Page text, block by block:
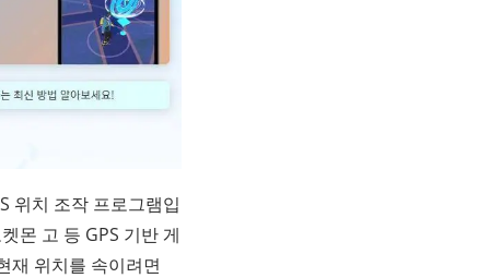
위치 조작 프로그램입
몬 고 등 GPS 기반 게
재 위치를 속이려면